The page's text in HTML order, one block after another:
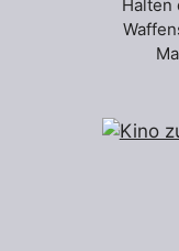
Halten